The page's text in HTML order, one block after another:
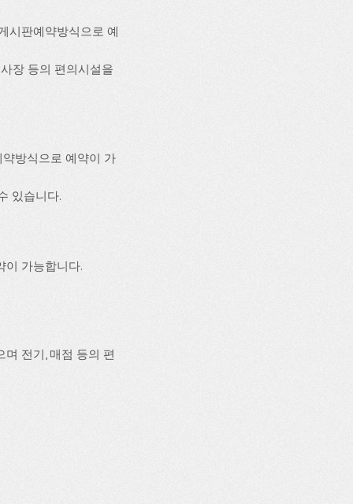
시판예약방식으로 예
장 등의 편의시설을
방식으로 예약이 가
있습니다.
이 가능합니다.
전기, 매점 등의 편